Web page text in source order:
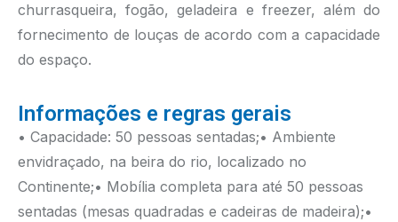
churrasqueira, fogão, geladeira e freezer, além do
fornecimento de louças de acordo com a capacidade
do espaço.
Informações e regras gerais
• Capacidade: 50 pessoas sentadas;• Ambiente
envidraçado, na beira do rio, localizado no
Continente;• Mobília completa para até 50 pessoas
sentadas (mesas quadradas e cadeiras de madeira);•